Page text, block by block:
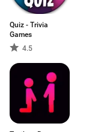
Quiz - Trivia
Games
4.5